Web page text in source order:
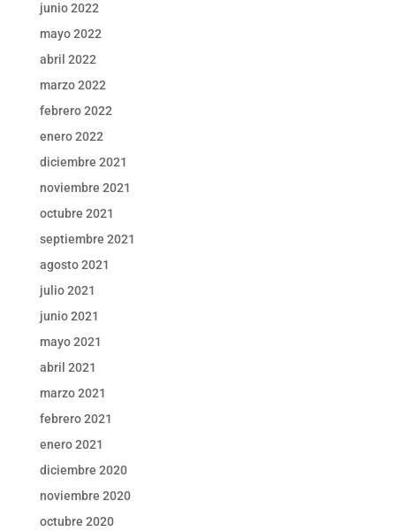
junio 2022
mayo 2022
abril 2022
marzo 2022
febrero 2022
enero 2022
diciembre 2021
noviembre 2021
octubre 2021
septiembre 2021
agosto 2021
julio 2021
junio 2021
mayo 2021
abril 2021
marzo 2021
febrero 2021
enero 2021
diciembre 2020
noviembre 2020
octubre 2020